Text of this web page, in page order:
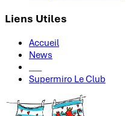
Liens Utiles
Accueil
News
Supermiro Le Club